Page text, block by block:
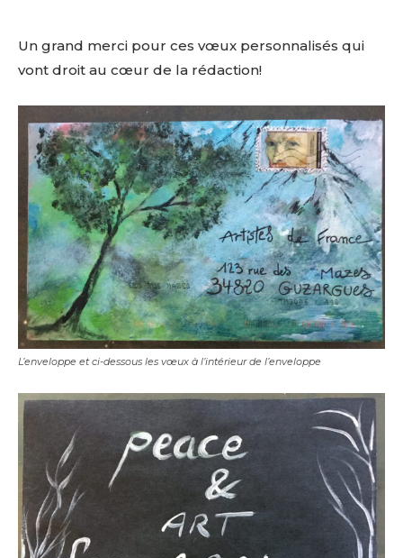
Un grand merci pour ces vœux personnalisés qui
vont droit au cœur de la rédaction!
L’enveloppe et ci-dessous les vœux à l’intérieur de l’enveloppe